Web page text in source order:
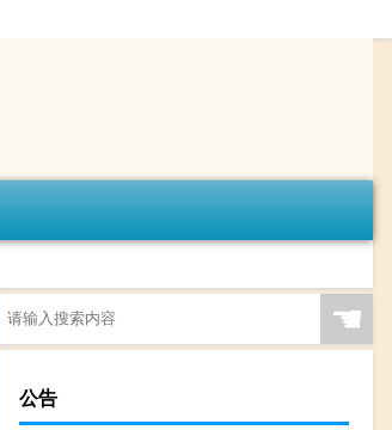
☚
公告